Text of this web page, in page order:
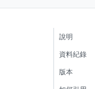
說明
資料紀錄
版本